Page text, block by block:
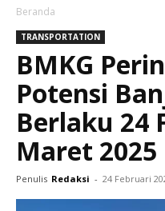
Beranda
TRANSPORTATION
BMKG
Potensi
Berlaku 24
Maret 2025
Penulis Redaksi - 24 Februari